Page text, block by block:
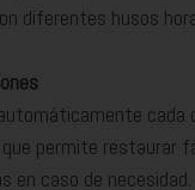
diferentes husos
cada
permite restaurar
en caso de necesidad.